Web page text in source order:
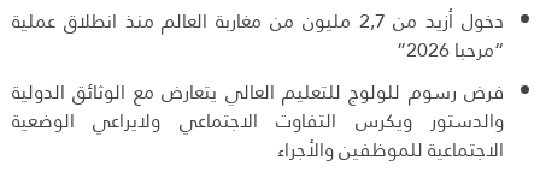
دخول أزيد من 2,7 مليون من مغاربة العالم منذ انطلاق عملية
“مرحبا 2026”
فرض رسوم للولوج للتعليم العالي يتعارض مع الوثائق الدولية
والدستور ويكرس التفاوت الاجتماعي ولايراعي الوضعية
الاجتماعية للموظفين والأجراء